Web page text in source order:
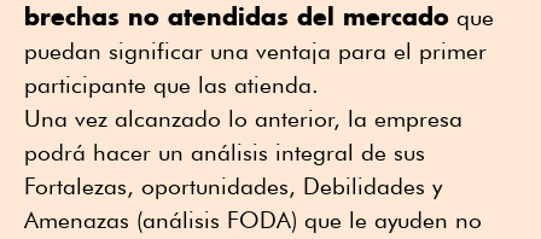
brechas no atendidas del mercado que
puedan significar una ventaja para el primer
participante que las atienda.
Una vez alcanzado lo anterior, la empresa
podrá hacer un análisis integral de sus
Fortalezas, oportunidades, Debilidades y
Amenazas (análisis FODA) que le ayuden no